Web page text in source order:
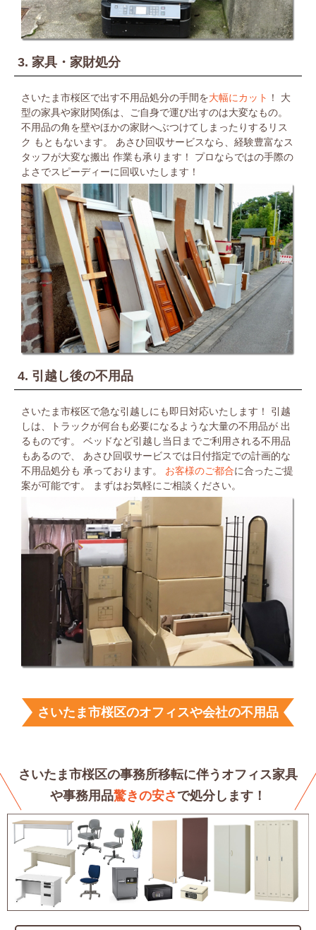
3. 家具・家財処分
さいたま市桜区で出す不用品処分の手間を大幅にカット ！
大
型の家具や家財関係は、ご自身で運び出すのは大変なもの。
不用品の角を壁やほかの家財へぶつけてしまったりするリス
ク もともないます。
あさひ回収サービスなら、経験豊富なス
タッフが大変な搬出 作業も承ります！
プロならではの手際の
よさでスピーディーに回収いたします！
4. 引越し後の不用品
さいたま市桜区で急な引越しにも即日対応いたします！
引越
しは、トラックが何台も必要になるような大量の不用品が 出
るものです。
ベッドなど引越し当日までご利用される不用品
もあるので、
あさひ回収サービスでは日付指定での計画的な
不用品処分も 承っております。 お客様のご都合に合ったご提
案が可能です。
まずはお気軽にご相談ください。
さいたま市桜区のオフィスや会社の不用品
さいたま市桜区の事務所移転に伴うオフィス家具
や事務用品驚きの安さ で処分します！